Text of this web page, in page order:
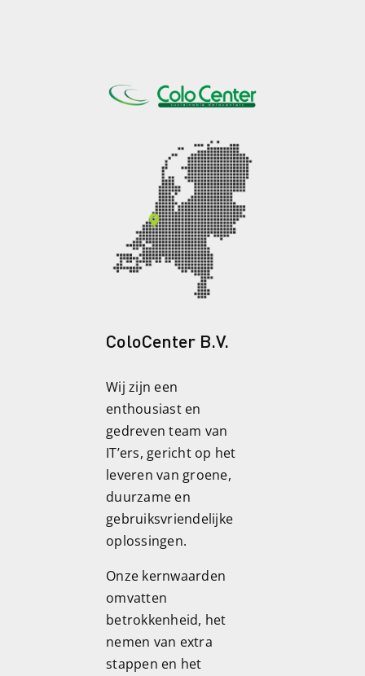
ColoCenter B.V.
Wij zijn een
enthousiast en
gedreven team van
IT’ers, gericht op het
leveren van groene,
duurzame en
gebruiksvriendelijke
oplossingen.
Onze kernwaarden
omvatten
betrokkenheid, het
nemen van extra
stappen en het